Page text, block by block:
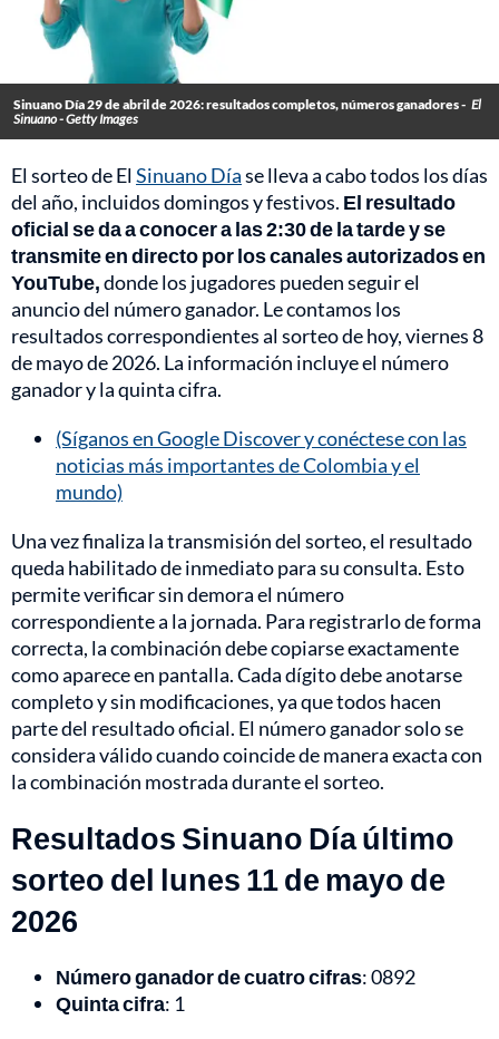
Sinuano Día 29 de abril de 2026: resultados completos, números ganadores - El
Sinuano - Getty Images
El sorteo de ElSinuano Díase lleva a cabo todos los días
del año, incluidos domingos y festivos. El resultado
oficial se da a conocer a las 2:30 de la tarde y se
transmite en directo por los canales autorizados en
YouTube,donde los jugadores pueden seguir el
anuncio del número ganador. Le contamos los
resultados correspondientes al sorteo de hoy, viernes 8
de mayo de 2026. La información incluye el número
ganador y la quinta cifra.
(Síganos en Google Discover y conéctese con las
noticias más importantes de Colombia y el
mundo)
Una vez finaliza la transmisión del sorteo, el resultado
queda habilitado de inmediato para su consulta. Esto
permite verificar sin demora el número
correspondiente a la jornada. Para registrarlo de forma
correcta, la combinación debe copiarse exactamente
como aparece en pantalla. Cada dígito debe anotarse
completo y sin modificaciones, ya que todos hacen
parte del resultado oficial. El número ganador solo se
considera válido cuando coincide de manera exacta con
la combinación mostrada durante el sorteo.
Resultados Sinuano Día último
sorteo del lunes 11 de mayo de
2026
Número ganador de cuatro cifras: 0892
Quinta cifra: 1